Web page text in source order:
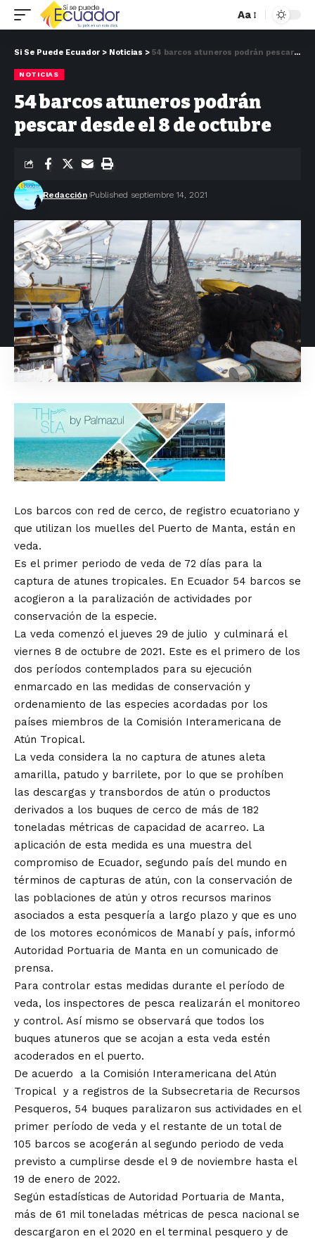
Aa
Si Se Puede Ecuador > Noticias > 54 barcos atuneros podrán pescar desde el 8 de octubre
NOTICIAS
54 barcos atuneros podrán
pescar desde el 8 de octubre
Redacción Published septiembre 14, 2021
Los barcos con red de cerco, de registro ecuatoriano y
que utilizan los muelles del Puerto de Manta, están en
veda.
Es el primer periodo de veda de 72 días para la
captura de atunes tropicales. En Ecuador 54 barcos se
acogieron a la paralización de actividades por
conservación de la especie.
La veda comenzó el jueves 29 de julio y culminará el
viernes 8 de octubre de 2021. Este es el primero de los
dos períodos contemplados para su ejecución
enmarcado en las medidas de conservación y
ordenamiento de las especies acordadas por los
países miembros de la Comisión Interamericana de
Atún Tropical.
La veda considera la no captura de atunes aleta
amarilla, patudo y barrilete, por lo que se prohíben
las descargas y transbordos de atún o productos
derivados a los buques de cerco de más de 182
toneladas métricas de capacidad de acarreo. La
aplicación de esta medida es una muestra del
compromiso de Ecuador, segundo país del mundo en
términos de capturas de atún, con la conservación de
las poblaciones de atún y otros recursos marinos
asociados a esta pesquería a largo plazo y que es uno
de los motores económicos de Manabí y país, informó
Autoridad Portuaria de Manta en un comunicado de
prensa.
Para controlar estas medidas durante el período de
veda, los inspectores de pesca realizarán el monitoreo
y control. Así mismo se observará que todos los
buques atuneros que se acojan a esta veda estén
acoderados en el puerto.
De acuerdo a la Comisión Interamericana del Atún
Tropical y a registros de la Subsecretaria de Recursos
Pesqueros, 54 buques paralizaron sus actividades en el
primer período de veda y el restante de un total de
105 barcos se acogerán al segundo periodo de veda
previsto a cumplirse desde el 9 de noviembre hasta el
19 de enero de 2022.
Según estadísticas de Autoridad Portuaria de Manta,
más de 61 mil toneladas métricas de pesca nacional se
descargaron en el 2020 en el terminal pesquero y de